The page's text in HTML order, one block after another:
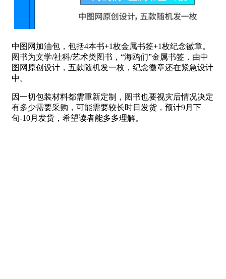
中图网加油包，包括4本书+1枚金属书签+1枚纪念徽章。
图书为文学/社科/艺术类图书，“海鸥们”金属书签，由中
图网原创设计，五款随机发一枚，纪念徽章还在紧急设计
中。
因一切包装材料都需重新定制，图书也要视灾后情况决定
有多少需要采购，可能需要较长时日发货，预计9月下
旬-10月发货，希望读者能多多理解。